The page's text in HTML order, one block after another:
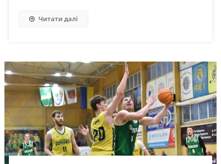
Читати далі